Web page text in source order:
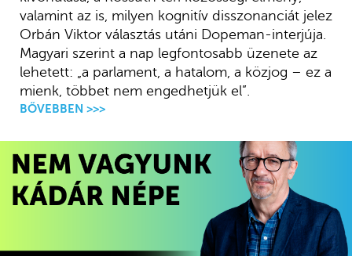
valamint az is, milyen kognitív disszonanciát jelez
Orbán Viktor választás utáni Dopeman-interjúja.
Magyari szerint a nap legfontosabb üzenete az
lehetett: „a parlament, a hatalom, a közjog – ez a
mienk, többet nem engedhetjük el”.
BŐVEBBEN >>>